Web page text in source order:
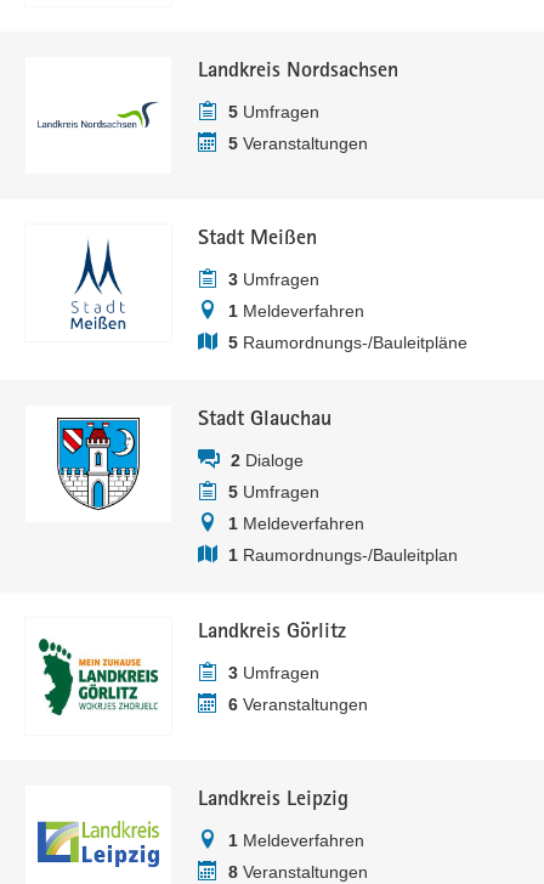
Landkreis Nordsachsen
5 Umfragen
5 Veranstaltungen
Stadt Meißen
3 Umfragen
1 Meldeverfahren
5 Raumordnungs-/Bauleitpläne
Stadt Glauchau
2 Dialoge
5 Umfragen
1 Meldeverfahren
1 Raumordnungs-/Bauleitplan
Landkreis Görlitz
3 Umfragen
6 Veranstaltungen
Landkreis Leipzig
1 Meldeverfahren
8 Veranstaltungen